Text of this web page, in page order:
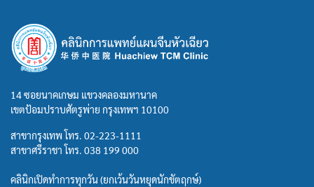
14 ซอยนาคเกษม แขวงคลองมหานาค
เขตป้อมปราบศัตรูพ่าย กรุงเทพฯ 10100
สาขากรุงเทพ โทร. 02-223-1111
สาขาศรีราชา โทร. 038 199 000
คลินิกเปิดทำการทุกวัน (ยกเว้นวันหยุดนักขัตฤกษ์)